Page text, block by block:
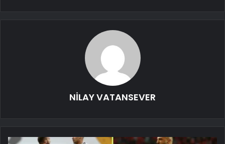
NİLAY VATANSEVER